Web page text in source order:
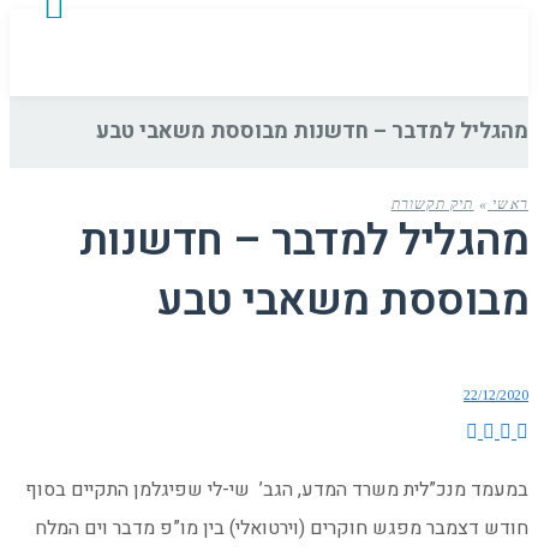
מהגליל למדבר – חדשנות מבוססת משאבי טבע
ראשי » תיק תקשורת
מהגליל למדבר – חדשנות
מבוססת משאבי טבע
22/12/2020
במעמד מנכ”לית משרד המדע, הגב’ שי-לי שפיגלמן התקיים בסוף
חודש דצמבר מפגש חוקרים (וירטואלי) בין מו”פ מדבר וים המלח